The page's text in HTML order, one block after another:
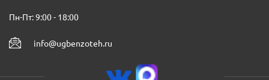
Пн-Пт: 9:00 - 18:00
info@ugbenzoteh.ru